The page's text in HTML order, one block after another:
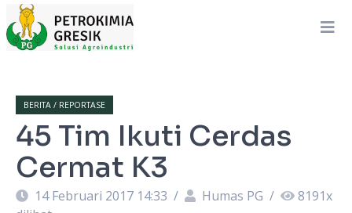
BERITA / REPORTASE
45 Tim Ikuti Cerdas
Cermat K3
14 Februari 2017 14:33 / Humas PG / 8191x